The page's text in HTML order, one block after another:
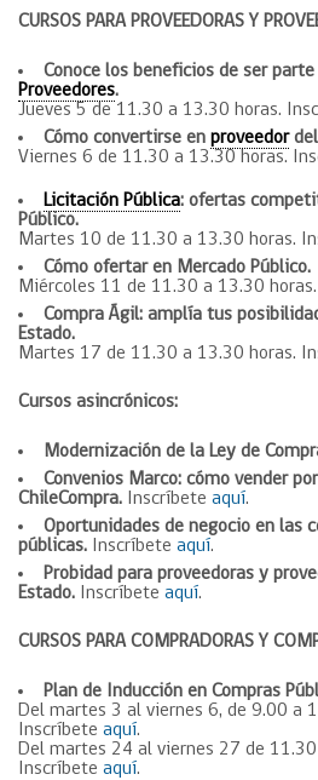
CURSOS PARA PROVEEDORAS Y
Conoce los beneficios de ser
Proveedores.
Jueves 5 de 11.30 a 13.30 horas.
Cómo convertirse en proveedordel
Viernes 6 de 11.30 a 13.30 horas.
Licitación Pública: ofertas
Público.
Martes 10 de 11.30 a 13.30 horas.
Cómo ofertar en Mercado Público.
Miércoles 11 de 11.30 a 13.30
Compra Ágil: amplía tus
Estado.
Martes 17 de 11.30 a 13.30 horas.
Cursos asincrónicos:
Modernización de la Ley de
Convenios Marco: cómo vender
ChileCompra. Inscríbete aquí.
Oportunidades de negocio en las
públicas. Inscríbete aquí.
Probidad para proveedoras y
Estado. Inscríbete aquí.
CURSOS PARA COMPRADORAS Y
Plan de Inducción en Compras
Del martes 3 al viernes 6, de 9.00 a
Inscríbete aquí.
Del martes 24 al viernes 27 de
Inscríbete aquí.